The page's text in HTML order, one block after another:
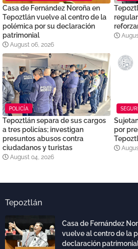
Casa de Fernández Noroña en
Tepoztlán vuelve al centro de la
polémica por su declaración
patrimonial
August 06, 2026
POLICÍA
Tepoztlán separa de sus cargos
a tres policías; investigan
presuntos abusos contra
ciudadanos y turistas
August 04, 2026
por
Tepoztlán
Casa de Fernández
vuelve al centro de la
declaración